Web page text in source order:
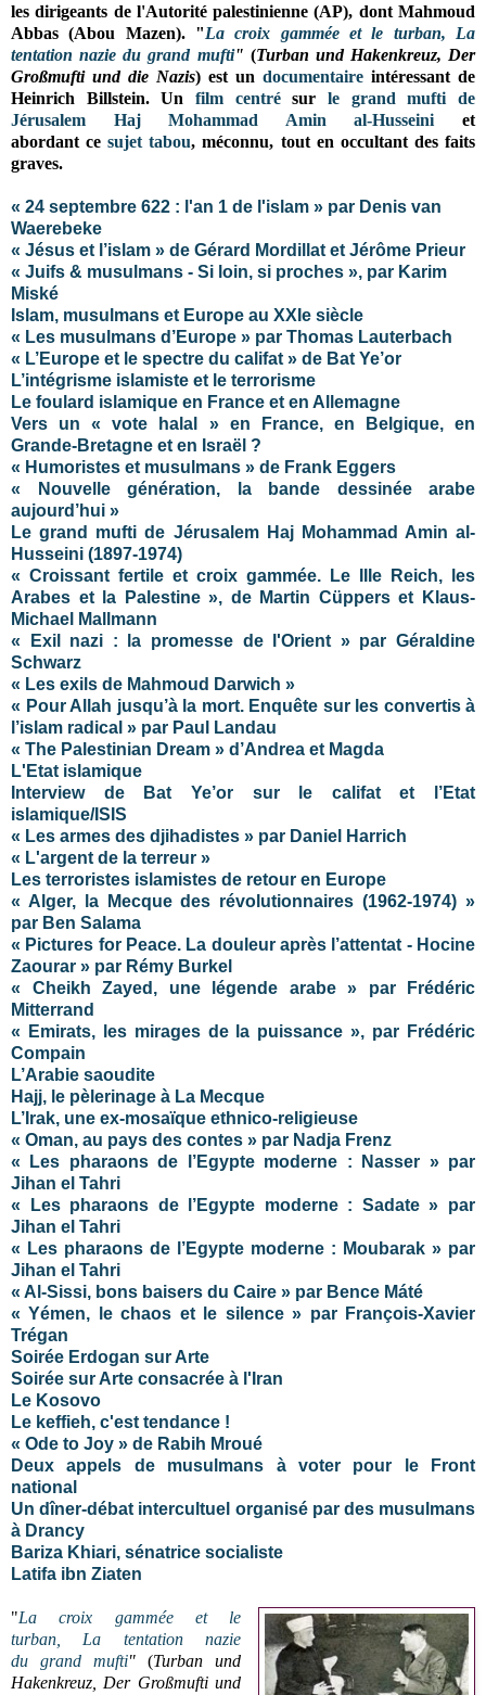
les dirigeants de l'Autorité palestinienne (AP), dont Mahmoud
Abbas (Abou Mazen). "La croix gammée et le turban, La
tentation nazie du grand mufti" (Turban und Hakenkreuz, Der
Großmufti und die Nazis) est un documentaire intéressant de
Heinrich Billstein.Unfilm centrésurle grand mufti de
Jérusalem Haj Mohammad Amin al-Husseini et
abordantcesujet tabou, méconnu, tout en occultant des faits
graves.
« 24 septembre 622 : l'an 1 de l'islam » par Denis van
Waerebeke
« Jésus et l’islam » de Gérard Mordillat et Jérôme Prieur
« Juifs & musulmans - Si loin, si proches », par Karim
Miské
Islam, musulmans et Europe au XXIe siècle
« Les musulmans d’Europe » par Thomas Lauterbach
« L’Europe et le spectre du califat » de Bat Ye’or
L’intégrisme islamiste et le terrorisme
Le foulard islamique en France et en Allemagne
Vers un « vote halal » en France, en Belgique, en
Grande-Bretagne et en Israël ?
« Humoristes et musulmans » de Frank Eggers
« Nouvelle génération, la bande dessinée arabe
aujourd’hui »
Le grand mufti de Jérusalem Haj Mohammad Amin al-
Husseini (1897-1974)
« Croissant fertile et croix gammée. Le IIIe Reich, les
Arabes et la Palestine », de Martin Cüppers et Klaus-
Michael Mallmann
« Exil nazi : la promesse de l'Orient » par Géraldine
Schwarz
« Les exils de Mahmoud Darwich »
« Pour Allah jusqu’à la mort. Enquête sur les convertis à
l’islam radical » par Paul Landau
« The Palestinian Dream » d’Andrea et Magda
L'Etat islamique
Interview de Bat Ye’or sur le califat et l’Etat
islamique/ISIS
« Les armes des djihadistes » par Daniel Harrich
« L'argent de la terreur »
Les terroristes islamistes de retour en Europe
« Alger, la Mecque des révolutionnaires (1962-1974) »
par Ben Salama
« Pictures for Peace. La douleur après l’attentat - Hocine
Zaourar » par Rémy Burkel
« Cheikh Zayed, une légende arabe » par Frédéric
Mitterrand
« Emirats, les mirages de la puissance », par Frédéric
Compain
L’Arabie saoudite
Hajj, le pèlerinage à La Mecque
L’Irak, une ex-mosaïque ethnico-religieuse
« Oman, au pays des contes » par Nadja Frenz
« Les pharaons de l’Egypte moderne : Nasser » par
Jihan el Tahri
« Les pharaons de l’Egypte moderne : Sadate » par
Jihan el Tahri
« Les pharaons de l’Egypte moderne : Moubarak » par
Jihan el Tahri
« Al-Sissi, bons baisers du Caire » par Bence Máté
« Yémen, le chaos et le silence » par François-Xavier
Trégan
Soirée Erdogan sur Arte
Soirée sur Arte consacrée à l'Iran
Le Kosovo
Le keffieh, c'est tendance !
« Ode to Joy » de Rabih Mroué
Deux appels de musulmans à voter pour le Front
national
Un dîner-débat intercultuel organisé par des musulmans
à Drancy
Bariza Khiari, sénatrice socialiste
Latifa ibn Ziaten
"La croix gammée et le
turban, La tentation nazie
du grand mufti" (Turban und
Hakenkreuz, Der Großmufti und